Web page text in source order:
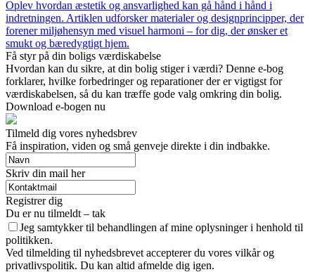
Oplev hvordan æstetik og ansvarlighed kan gå hånd i hånd i
indretningen. Artiklen udforsker materialer og designprincipper, der
forener miljøhensyn med visuel harmoni – for dig, der ønsker et
smukt og bæredygtigt hjem.
Få styr på din boligs værdiskabelse
Hvordan kan du sikre, at din bolig stiger i værdi? Denne e-bog
forklarer, hvilke forbedringer og reparationer der er vigtigst for
værdiskabelsen, så du kan træffe gode valg omkring din bolig.
Download e-bogen nu
Tilmeld dig vores nyhedsbrev
Få inspiration, viden og små genveje direkte i din indbakke.
Skriv din mail her
Registrer dig
Du er nu tilmeldt – tak
Jeg samtykker til behandlingen af mine oplysninger i henhold til
politikken.
Ved tilmelding til nyhedsbrevet accepterer du vores vilkår og
privatlivspolitik. Du kan altid afmelde dig igen.